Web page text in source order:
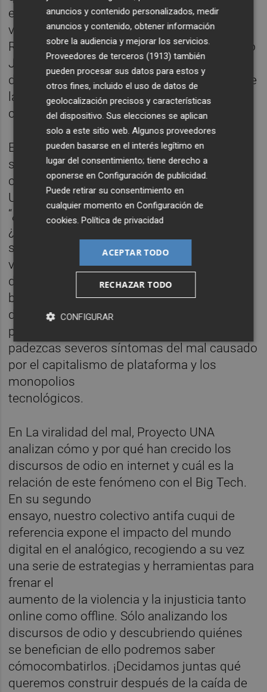
exteniente general del Ejército de Tierra,
vicepresident y conseller para la
Recuperación Económica y Social, Francisco
José Gan Pampols?”. Y, como no podía ser
de otra manera, abordamos la última hora de
la Liga Villaconejos (conocida por algunos
como Hypermotion).
En nuestra recomendación cultural de la
semana, os proponemos una lectura. En
concreto, La viralidad del mal, de Proyecto
UNA (DESCONTROL). ¡Dentro sinopsis!
“¿Irritabilidad?
¿Adicción a las redes? ¿FOMO? ¿Tienes la
sensación de que la vida en la web se ha
vuelto más hostil? ¿Practicas el
doomscrolling y no lo sabías? ¿Has sido
blanco de un monetizador
de odio o has visto a alguien cercano caer
por una madriguera de conejo? Puede que
padezcas severos síntomas del mal causado
por el capitalismo de plataforma y los
monopolios
tecnológicos.
En La viralidad del mal, Proyecto UNA
analizan cómo y por qué han crecido los
discursos de odio en internet y cuál es la
relación de este fenómeno con el Big Tech.
En su segundo
ensayo, nuestro colectivo antifa cuqui de
referencia expone el impacto del mundo
digital en el analógico, recogiendo a su vez
una serie de estrategias y herramientas para
frenar el
aumento de la violencia y la injusticia tanto
online como offline. Sólo analizando los
discursos de odio y descubriendo quiénes
se benefician de ello podremos saber
cómocombatirlos. ¡Decidamos juntas qué
queremos construir después de la caída de
anuncios y contenido personalizados, medir
anuncios y contenido, obtener información
sobre la audiencia y mejorar los servicios.
Proveedores de terceros (1913) también
pueden procesar sus datos para estos y
otros fines, incluido el uso de datos de
geolocalización precisos y características
del dispositivo. Sus elecciones se aplican
solo a este sitio web. Algunos proveedores
pueden basarse en el interés legítimo en
lugar del consentimiento; tiene derecho a
oponerse enConfiguración de publicidad
Puede retirar su consentimiento en
cualquier momento enConfiguración de
cookies .Política de privacidad
ACEPTAR TODO
RECHAZAR TODO
CONFIGURAR